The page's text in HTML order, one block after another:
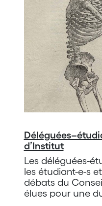
d’Institut
Les déléguées-
les étudiant-e-s
débats du
élues pour une